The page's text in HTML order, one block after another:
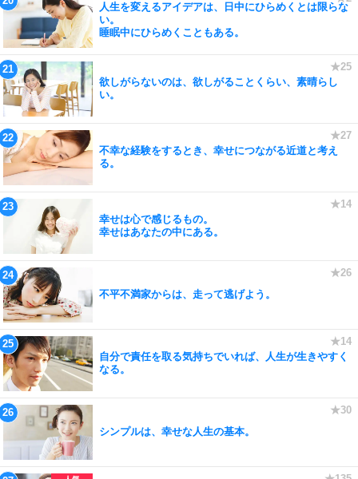
人生を変えるアイデアは、日中にひらめくとは限らな
い。
睡眠中にひらめくこともある。
欲しがらないのは、欲しがることくらい、素晴らし
い。
不幸な経験をするとき、幸せにつながる近道と考え
る。
幸せは心で感じるもの。
幸せはあなたの中にある。
不平不満家からは、走って逃げよう。
自分で責任を取る気持ちでいれば、人生が生きやすく
なる。
シンプルは、幸せな人生の基本。